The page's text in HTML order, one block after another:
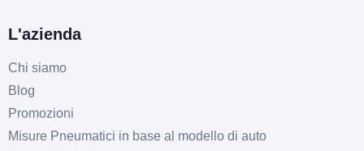
L'azienda
Chi siamo
Blog
Promozioni
Misure Pneumatici in base al modello di auto